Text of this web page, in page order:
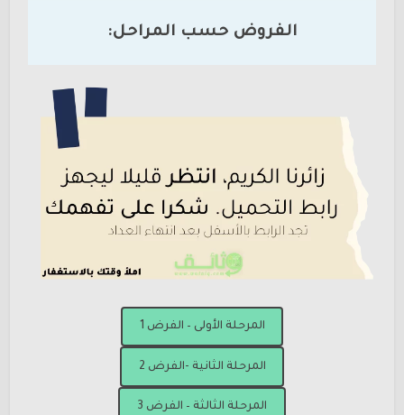
الفروض حسب المراحل:
المرحلة الأولى – الفرض 1
المرحلة الثانية -الفرض 2
المرحلة الثالثة – الفرض 3